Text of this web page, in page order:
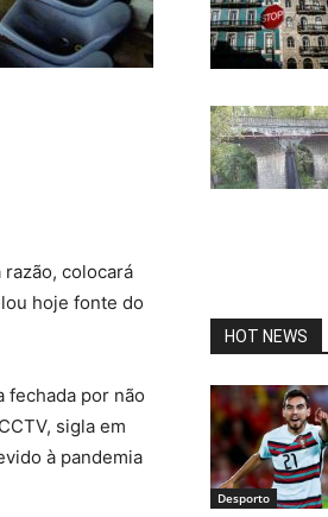
colocará
hoje fonte do
fechada por não
sigla em
à pandemia
HOT NEWS
Desporto